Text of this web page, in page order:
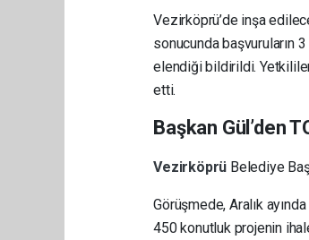
Vezirköprü’de inşa
sonucunda başvuruların
elendiği bildirildi.
etti.
Başkan Gül’den
Vezirköprü Belediye
Görüşmede, Aralık
450 konutluk projenin